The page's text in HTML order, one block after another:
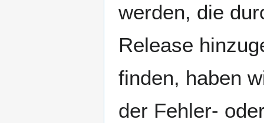
werden, die
Release
finden, haben
der Fehler-